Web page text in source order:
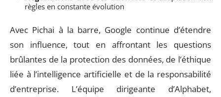
règles en constante évolution
Avec Pichai à la barre, Google continue d’étendre
son influence, tout en affrontant les questions
brûlantes de la protection des données, de l’éthique
liée à l’intelligence artificielle et de la responsabilité
d’entreprise. L’équipe dirigeante d’Alphabet,